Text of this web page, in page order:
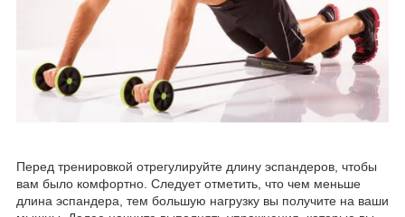
Перед тренировкой отрегулируйте длину эспандеров, чтобы
вам было комфортно. Следует отметить, что чем меньше
длина эспандера, тем большую нагрузку вы получите на ваши